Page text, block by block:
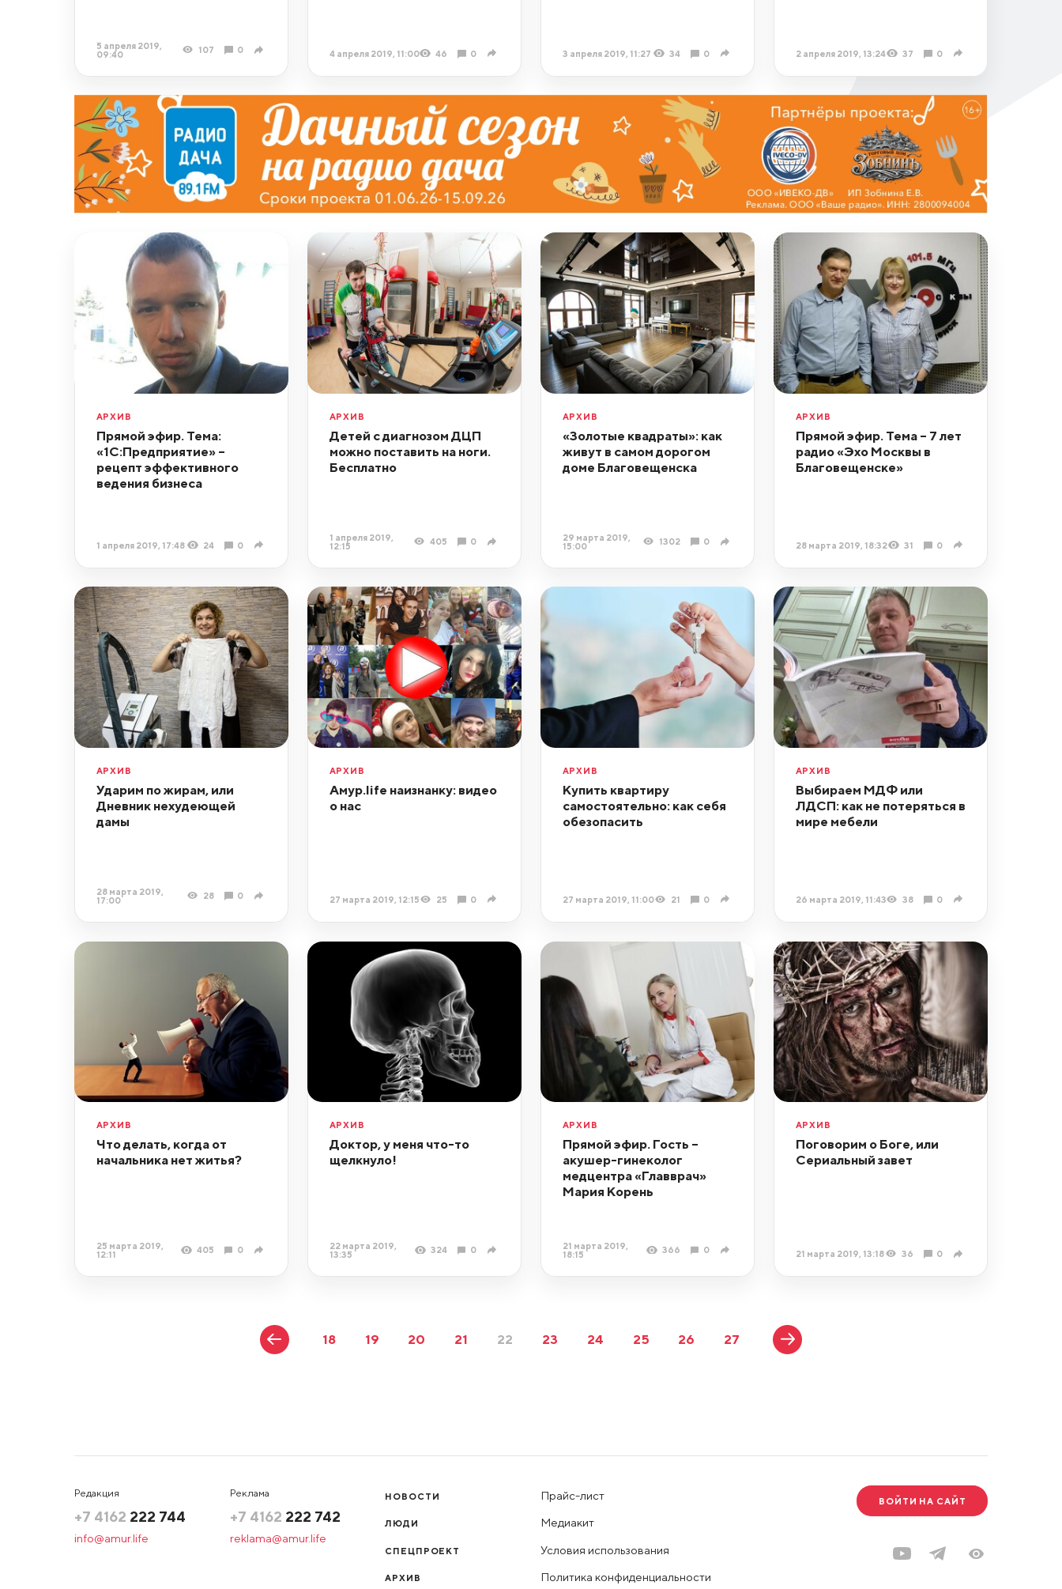
5 апреля 2019,
09:40
107 0 4 апреля 2019, 11:00 46 0 3 апреля 2019, 11:27 34 0 2 апреля 2019, 13:24 37 0
АРХИВ
Прямой эфир. Тема:
«1С:Предприятие» –
рецепт эффективного
ведения бизнеса
1 апреля 2019, 17:48 24 0
АРХИВ
Детей с диагнозом ДЦП
можно поставить на ноги.
Бесплатно
1 апреля 2019,
12:15
405 0
АРХИВ
«Золотые квадраты»: как
живут в самом дорогом
доме Благовещенска
29 марта 2019,
15:00
1302 0
АРХИВ
Прямой эфир. Тема – 7 лет
радио «Эхо Москвы в
Благовещенске»
28 марта 2019, 18:32 31 0
АРХИВ
Ударим по жирам, или
Дневник нехудеющей
дамы
28 марта 2019,
17:00
28 0
АРХИВ
Амур.life наизнанку: видео
о нас
27 марта 2019, 12:15 25 0
АРХИВ
Купить квартиру
самостоятельно: как себя
обезопасить
27 марта 2019, 11:00 21 0
АРХИВ
Выбираем МДФ или
ЛДСП: как не потеряться в
мире мебели
26 марта 2019, 11:43 38 0
АРХИВ
Что делать, когда от
начальника нет житья?
25 марта 2019,
12:11
405 0
АРХИВ
Доктор, у меня что-то
щелкнуло!
22 марта 2019,
13:35
324 0
АРХИВ
Прямой эфир. Гость –
акушер-гинеколог
медцентра «Главврач»
Мария Корень
21 марта 2019,
18:15
366 0
АРХИВ
Поговорим о Боге, или
Сериальный завет
21 марта 2019, 13:18 36 0
18 19 20 21 22 23 24 25 26 27
Редакция
+7 4162 222 744
info@amur.life
Реклама
+7 4162 222 742
reklama@amur.life
НОВОСТИ
ЛЮДИ
СПЕЦПРОЕКТ
АРХИВ
Прайс-лист
Медиакит
Условия использования
Политика конфиденциальности
ВОЙТИ НА САЙТ